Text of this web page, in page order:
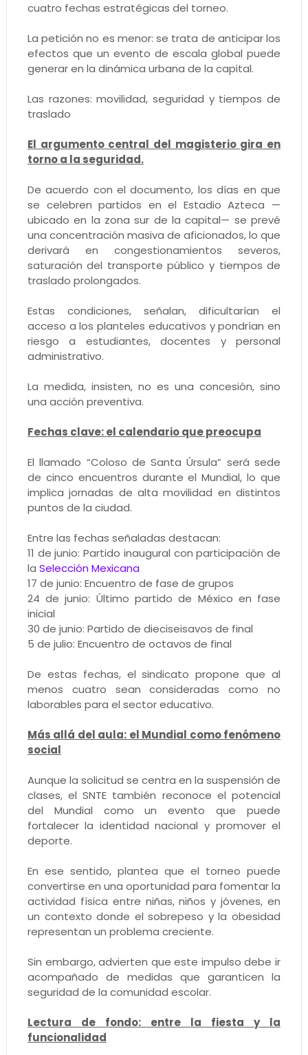
cuatro fechas estratégicas del torneo.
La petición no es menor: se trata de anticipar los
efectos que un evento de escala global puede
generar en la dinámica urbana de la capital.
Las razones: movilidad, seguridad y tiempos de
traslado
El argumento central del magisterio gira en
torno a la seguridad.
De acuerdo con el documento, los días en que
se celebren partidos en el Estadio Azteca —
ubicado en la zona sur de la capital— se prevé
una concentración masiva de aficionados, lo que
derivará en congestionamientos severos,
saturación del transporte público y tiempos de
traslado prolongados.
Estas condiciones, señalan, dificultarían el
acceso a los planteles educativos y pondrían en
riesgo a estudiantes, docentes y personal
administrativo.
La medida, insisten, no es una concesión, sino
una acción preventiva.
Fechas clave: el calendario que preocupa
El llamado “Coloso de Santa Úrsula” será sede
de cinco encuentros durante el Mundial, lo que
implica jornadas de alta movilidad en distintos
puntos de la ciudad.
Entre las fechas señaladas destacan:
11 de junio: Partido inaugural con participación de
la Selección Mexicana
17 de junio: Encuentro de fase de grupos
24 de junio: Último partido de México en fase
inicial
30 de junio: Partido de dieciseisavos de final
5 de julio: Encuentro de octavos de final
De estas fechas, el sindicato propone que al
menos cuatro sean consideradas como no
laborables para el sector educativo.
Más allá del aula: el Mundial como fenómeno
social
Aunque la solicitud se centra en la suspensión de
clases, el SNTE también reconoce el potencial
del Mundial como un evento que puede
fortalecer la identidad nacional y promover el
deporte.
En ese sentido, plantea que el torneo puede
convertirse en una oportunidad para fomentar la
actividad física entre niñas, niños y jóvenes, en
un contexto donde el sobrepeso y la obesidad
representan un problema creciente.
Sin embargo, advierten que este impulso debe ir
acompañado de medidas que garanticen la
seguridad de la comunidad escolar.
Lectura de fondo: entre la fiesta y la
funcionalidad